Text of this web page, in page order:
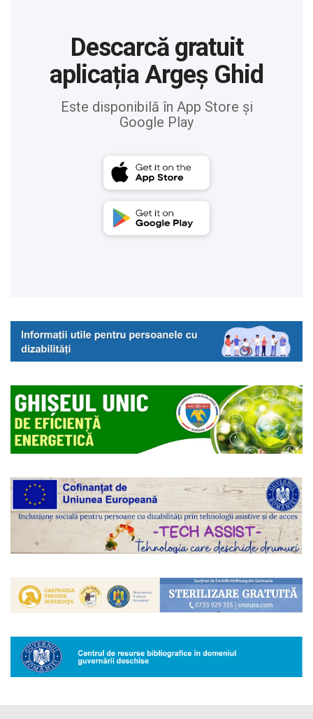
Descarcă gratuit
aplicația Argeș Ghid
Este disponibilă în App Store și
Google Play